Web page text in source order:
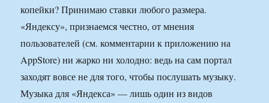
копейки? Принимаю ставки любого размера.
«Яндексу», признаемся честно, от мнения
пользователей (см. комментарии к приложению на
AppStore) ни жарко ни холодно: ведь на сам портал
заходят вовсе не для того, чтобы послушать музыку.
Музыка для «Яндекса» — лишь один из видов